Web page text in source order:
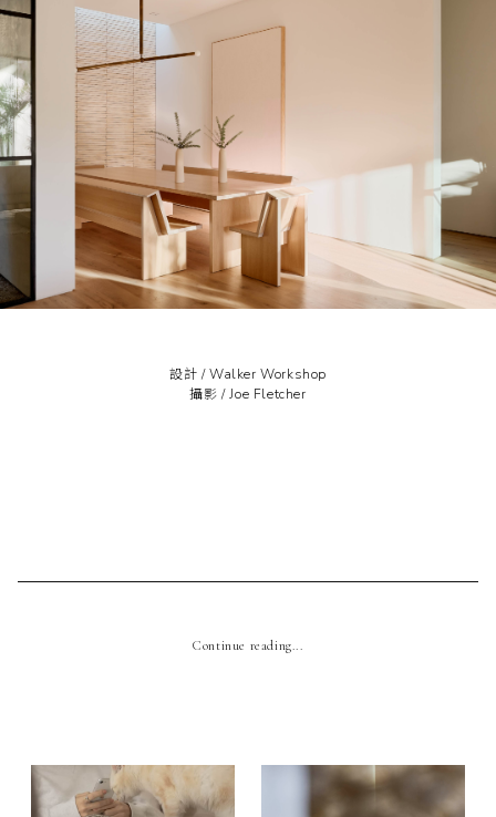
設計 /Walker Workshop
攝影 /Joe Fletcher
Continue reading...